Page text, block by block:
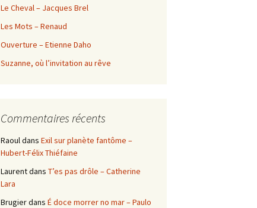
Le Cheval – Jacques Brel
Les Mots – Renaud
Ouverture – Etienne Daho
Suzanne, où l’invitation au rêve
Commentaires récents
Raouldans Exil sur planète fantôme –
Hubert-Félix Thiéfaine
Laurentdans T’es pas drôle – Catherine
Lara
Brugierdans É doce morrer no mar – Paulo